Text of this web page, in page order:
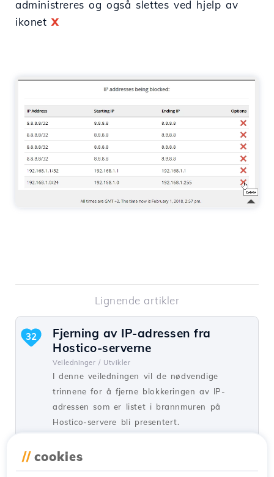
administreres og også slettes ved hjelp av
ikonetX
Lignende artikler
Fjerning av IP-adressen fra
Hostico-serverne
Veiledninger / Utvikler
I denne veiledningen vil de nødvendige
trinnene for å fjerne blokkeringen av IP-
adressen som er listet i brannmuren på
Hostico-servere bli presentert.
32
ved Mark D.
Publisert den 05/10/2020
// cookies